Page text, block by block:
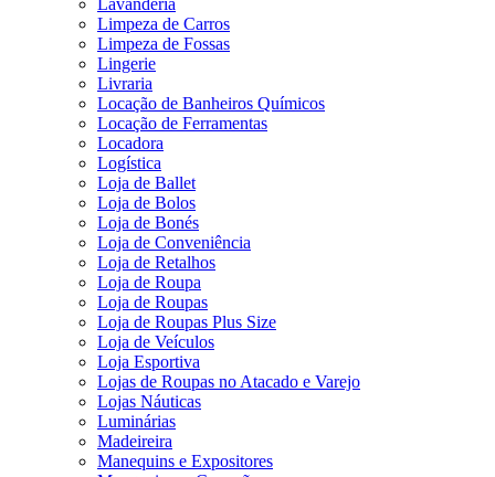
Lavanderia
Limpeza de Carros
Limpeza de Fossas
Lingerie
Livraria
Locação de Banheiros Químicos
Locação de Ferramentas
Locadora
Logística
Loja de Ballet
Loja de Bolos
Loja de Bonés
Loja de Conveniência
Loja de Retalhos
Loja de Roupa
Loja de Roupas
Loja de Roupas Plus Size
Loja de Veículos
Loja Esportiva
Lojas de Roupas no Atacado e Varejo
Lojas Náuticas
Luminárias
Madeireira
Manequins e Expositores